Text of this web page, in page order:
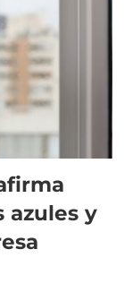
azules y